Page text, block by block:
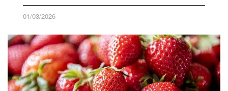
01/03/2026